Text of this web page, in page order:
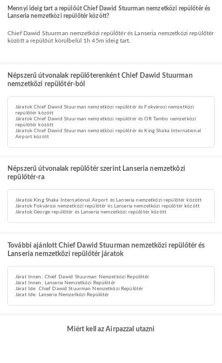
Mennyi ideig tart a repülőút Chief Dawid Stuurman nemzetközi repülőtér és
Lanseria nemzetközi repülőtér között?
Chief Dawid Stuurman nemzetközi repülőtér és Lanseria nemzetközi repülőtér
között a repülőút körülbelül 1h 45m ideig tart.
Népszerű útvonalak repülőterenként Chief Dawid Stuurman
nemzetközi repülőtér-ból
Járatok Chief Dawid Stuurman nemzetközi repülőtér és Fokvárosi nemzetközi
repülőtér között
Járatok Chief Dawid Stuurman nemzetközi repülőtér és OR Tambo nemzetközi
repülőtér között
Járatok Chief Dawid Stuurman nemzetközi repülőtér és King Shaka International
Airport között
Népszerű útvonalak repülőtér szerint Lanseria nemzetközi
repülőtér-ra
Járatok King Shaka International Airport és Lanseria nemzetközi repülőtér között
Járatok Fokvárosi nemzetközi repülőtér és Lanseria nemzetközi repülőtér között
Járatok George repülőtér és Lanseria nemzetközi repülőtér között
További ajánlott Chief Dawid Stuurman nemzetközi repülőtér és
Lanseria nemzetközi repülőtér járatok
Járat Innen: Chief Dawid Stuurman Nemzetközi Repülőtér
Járat Innen: Lanseria Nemzetközi Repülőtér
Járat Ide: Chief Dawid Stuurman Nemzetközi Repülőtér
Járat Ide: Lanseria Nemzetközi Repülőtér
Miért kell az Airpazzal utazni